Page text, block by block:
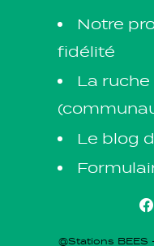
Notre
fidélité
La
Le blog
@Stations BEES